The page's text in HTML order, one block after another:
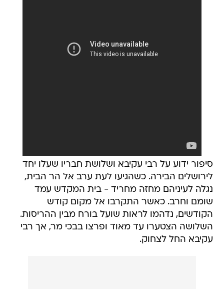
סיפור ידוע על רבי עקיבא ושלושת חבריו שעלו יחד
לירושלים הבירה. כשהגיעו לעת ערב אל הר הבית,
נגלה לעיניהם מחזה מחריד - בית המקדש עמד
שומם וחרב. כאשר התקרבו אל מקום קודש
הקודשים, נדהמו לראות שועל בורח מבין ההריסות.
השלושה הצטערו עד מאוד ופרצו בבכי מר, אך רבי
עקיבא החל לצחוק.